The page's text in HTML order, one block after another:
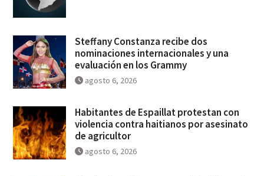
Steffany Constanza recibe dos
nominaciones internacionales y una
evaluación en los Grammy
agosto 6, 2026
Habitantes de Espaillat protestan con
violencia contra haitianos por asesinato
de agricultor
agosto 6, 2026